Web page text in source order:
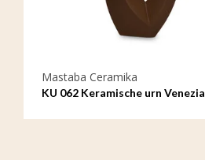
Mastaba Ceramika
KU 062 Keramische urn Venezia